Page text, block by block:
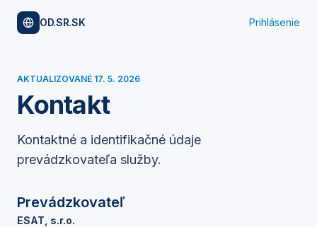
OD.SR.SK Prihlásenie
AKTUALIZOVANÉ 17. 5. 2026
Kontakt
Kontaktné a identifikačné údaje
prevádzkovateľa služby.
Prevádzkovateľ
ESAT, s.r.o.